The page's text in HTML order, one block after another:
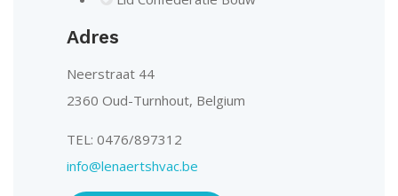
Adres
Neerstraat 44
2360 Oud-Turnhout, Belgium
TEL: 0476/897312
info@lenaertshvac.be